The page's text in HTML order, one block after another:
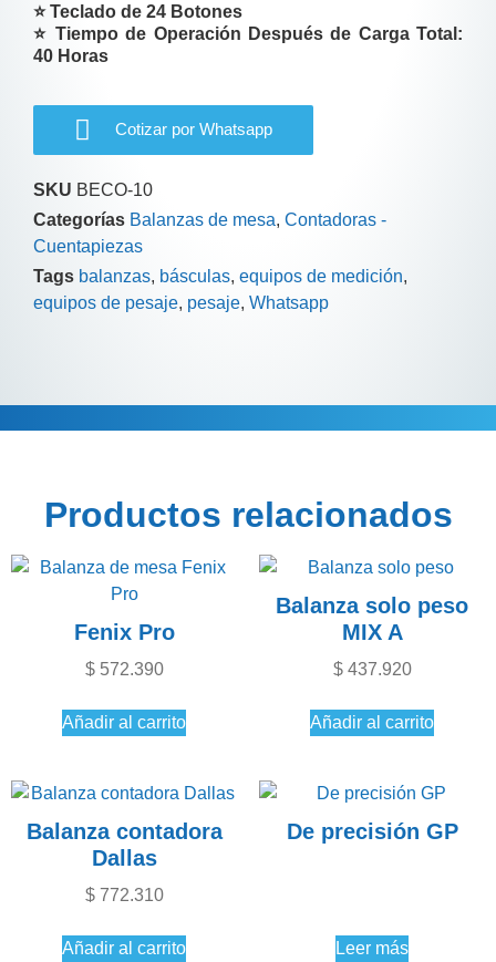
⭐ Teclado de 24 Botones
⭐ Tiempo de Operación Después de Carga Total:
40 Horas
Cotizar por Whatsapp
SKU BECO-10
Categorías Balanzas de mesa, Contadoras -
Cuentapiezas
Tags balanzas, básculas, equipos de medición,
equipos de pesaje, pesaje, Whatsapp
Información adicional
Productos relacionados
Fenix Pro
$572.390
Añadir al carrito
Balanza solo peso
MIX A
$437.920
Añadir al carrito
Balanza contadora
Dallas
$772.310
Añadir al carrito
De precisión GP
Leer más